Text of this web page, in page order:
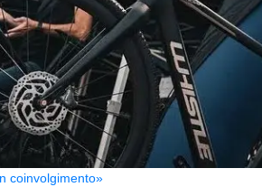
coinvolgimento»